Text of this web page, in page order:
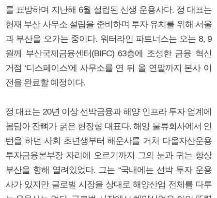
를 표방하며 지난해 6월 설립된 신생 운용사다. 정 대표는
현재 부산 사무소 설립을 준비하며 투자 유치를 위해 서울
과 부산을 오가는 중이다. 워터라인 파트너스는 오는 8, 9
월께 부산국제금융센터(BIFC) 63층에 조성한 금융 혁신
거점 ‘디스페이스’에 사무소를 연 뒤 올 연말까지 본사 이
전을 완료할 예정이다.
정 대표는 20년 이상 선박금융과 해양 인프라 투자 업계에
몸담아 잔뼈가 굵은 현장형 대표다. 해양 물류회사에서 인
턴을 하던 사회 초년생부터 해운사를 거쳐 다올자산운용
투자금융본부장 자리에 오르기까지 그의 눈과 귀는 항상
부산을 향해 열려있었다. 그는 “국내에는 선박 투자 운용
사가 있지만 글로벌 시장을 상대로 해양산업 전체를 다루